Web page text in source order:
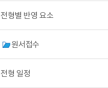
전형별 반영 요소
원서접수
전형 일정